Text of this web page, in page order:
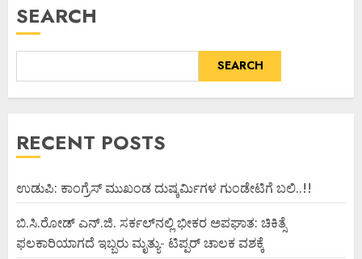
SEARCH
SEARCH
RECENT POSTS
ಉಡುಪಿ: ಕಾಂಗ್ರೆಸ್ ಮುಖಂಡ ದುಷ್ಕರ್ಮಿಗಳ ಗುಂಡೇಟಿಗೆ ಬಲಿ..!!
ಬಿ.ಸಿ.ರೋಡ್ ಎನ್.ಜಿ. ಸರ್ಕಲ್‌ನಲ್ಲಿ ಭೀಕರ ಅಪಘಾತ: ಚಿಕಿತ್ಸೆ
ಫಲಕಾರಿಯಾಗದೆ ಇಬ್ಬರು ಮೃತ್ಯು- ಟಿಪ್ಪರ್ ಚಾಲಕ ವಶಕ್ಕೆ